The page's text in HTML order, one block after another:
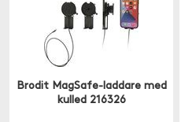
Brodit MagSafe-laddare med
kulled 216326